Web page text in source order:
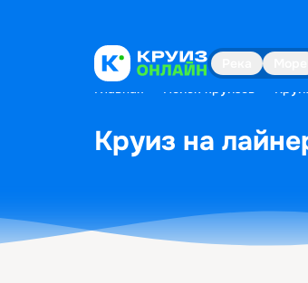
Главная Поиск круизов
Круиз на